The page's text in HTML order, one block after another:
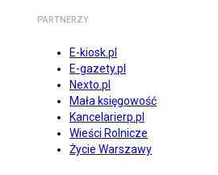
PARTNERZY
E-kiosk.pl
E-gazety.pl
Nexto.pl
Mała księgowość
Kancelarierp.pl
Wieści Rolnicze
Życie Warszawy